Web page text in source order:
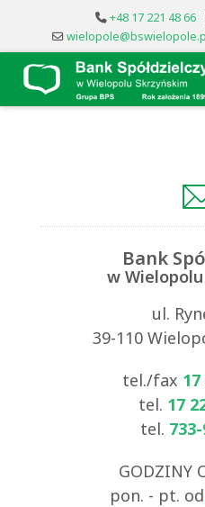
+48 17 221 48 66
Bank
w
ul.
39-110
tel./fax
tel. 17
tel.
GODZINY
pon. - pt. od